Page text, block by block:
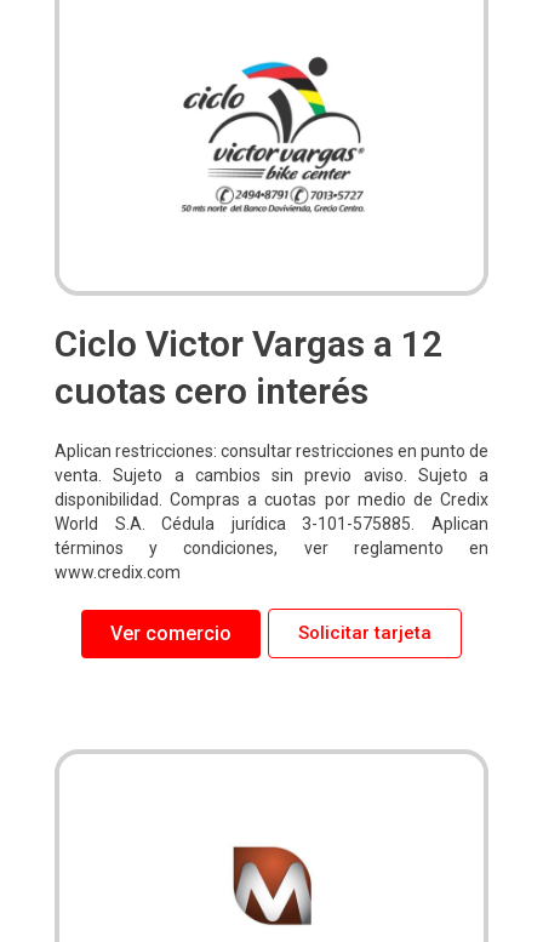
Ciclo Victor Vargas a 12
cuotas cero interés
Aplican restricciones: consultar restricciones en punto de
venta. Sujeto a cambios sin previo aviso. Sujeto a
disponibilidad. Compras a cuotas por medio de Credix
World S.A. Cédula jurídica 3-101-575885. Aplican
términos y condiciones, ver reglamento en
www.credix.com
Ver comercio Solicitar tarjeta